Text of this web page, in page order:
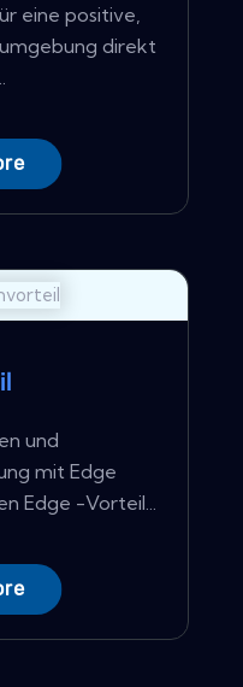
eine positive,
direkt
und
mit Edge
Edge -Vorteil...